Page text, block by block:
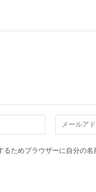
るためブラウザーに自分の名